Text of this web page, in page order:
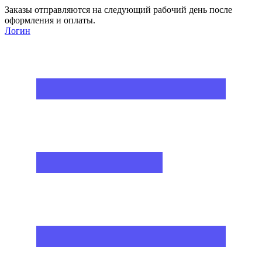
Заказы отправляются на следующий рабочий день после
оформления и оплаты.
Логин